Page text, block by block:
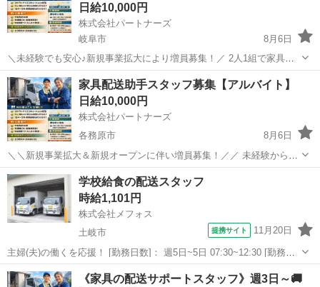
日給10,000円
株式会社パートナーズ
岐阜市
8月6日
＼未経験でも安心♪新規事業拡大により増員募集！／ 2人1組で家具を
お客様のご自宅にお届けするお仕事です。 最初は助手席に乗って、配
送のお手伝いからスタート。重たい作業や難しい作業は先輩がサポー
トします！ 🌟 お...
岐阜 岐阜市 配送 スタッフ
家具配送助手スタッフ募集【アルバイト】
日給10,000円
株式会社パートナーズ
各務原市
8月6日
＼＼新規事業拡大＆新規オープンに伴い増員募集！／／ 未経験からチ
ーフへ！家具配送正社員スタッフ募集！ 【このような方も大歓迎で
す！】 ・土日休みで家族との時間を大切にしながら仕事をしたい！ ・
手に職をつけて頑張り...
岐阜 各務原市 配送 スタッフ
学校給食の配送スタッフ
時給1,101円
株式会社メフォス
土岐市
提携サイト 11月20日
主婦(夫)の働くを応援！ [勤務日数]： 週5日~5日 07:30~12:30 [勤務
地・最寄駅]： 岐阜県土岐市土岐津町土岐口１３７２番地の１ 株式会
社メフォス 010289 土岐市駅自動車5分 [職種名]：学校給...
岐阜 土岐市 配送
《家具の配送サポートスタッフ》週3日～🚚